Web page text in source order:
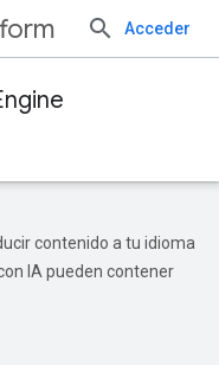
Acceder
contenido a tu idioma
IA pueden contener